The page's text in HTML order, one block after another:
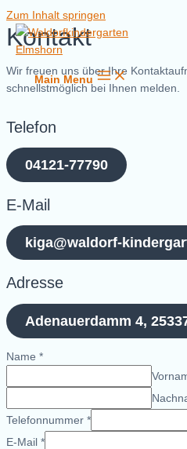
Zum Inhalt springen
Main Menu
Kontakt
Wir freuen uns über Ihre
schnellstmöglich bei Ihnen melden.
Telefon
04121-77790
E-Mail
kiga@waldorf-
Adresse
Adenauerdamm 4,
Name *
Telefonnummer *
E-Mail *